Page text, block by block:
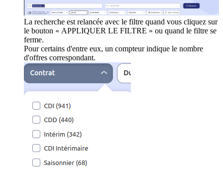
La recherche est relancée avec le filtre quand vous cliquez sur
le bouton « APPLIQUER LE FILTRE » ou quand le filtre se
ferme.
Pour certains d'entre eux, un compteur indique le nombre
d'offres correspondant.